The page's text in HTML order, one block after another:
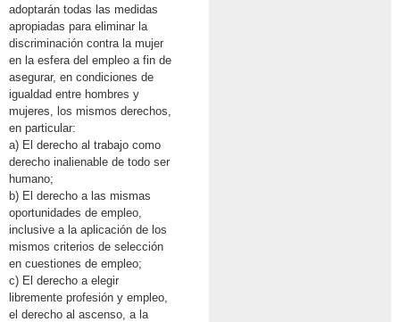
adoptarán todas las medidas
apropiadas para eliminar la
discriminación contra la mujer
en la esfera del empleo a fin de
asegurar, en condiciones de
igualdad entre hombres y
mujeres, los mismos derechos,
en particular:
a) El derecho al trabajo como
derecho inalienable de todo ser
humano;
b) El derecho a las mismas
oportunidades de empleo,
inclusive a la aplicación de los
mismos criterios de selección
en cuestiones de empleo;
c) El derecho a elegir
libremente profesión y empleo,
el derecho al ascenso, a la